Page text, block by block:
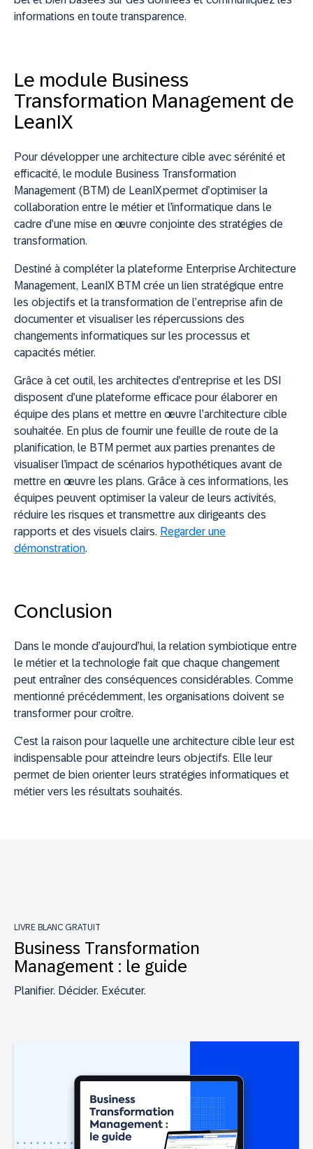
informations en toute transparence.
Le module Business
Transformation Management de
LeanIX
Pour développer une architecture cible avec sérénité et
efficacité, le module Business Transformation
Management (BTM) de LeanIX permet d’optimiser la
collaboration entre le métier et l’informatique dans le
cadre d’une mise en œuvre conjointe des stratégies de
transformation.
Destiné à compléter la plateforme Enterprise Architecture
Management, LeanIX BTM crée un lien stratégique entre
les objectifs et la transformation de l’entreprise afin de
documenter et visualiser les répercussions des
changements informatiques sur les processus et
capacités métier.
Grâce à cet outil, les architectes d’entreprise et les DSI
disposent d’une plateforme efficace pour élaborer en
équipe des plans et mettre en œuvre l’architecture cible
souhaitée. En plus de fournir une feuille de route de la
planification, le BTM permet aux parties prenantes de
visualiser l’impact de scénarios hypothétiques avant de
mettre en œuvre les plans. Grâce à ces informations, les
équipes peuvent optimiser la valeur de leurs activités,
réduire les risques et transmettre aux dirigeants des
rapports et des visuels clairs. Regarder une
démonstration.
Conclusion
Dans le monde d’aujourd’hui, la relation symbiotique entre
le métier et la technologie fait que chaque changement
peut entraîner des conséquences considérables. Comme
mentionné précédemment, les organisations doivent se
transformer pour croître.
C’est la raison pour laquelle une architecture cible leur est
indispensable pour atteindre leurs objectifs. Elle leur
permet de bien orienter leurs stratégies informatiques et
métier vers les résultats souhaités.
LIVRE BLANC GRATUIT
Business Transformation
Management : le guide
Planifier. Décider. Exécuter.